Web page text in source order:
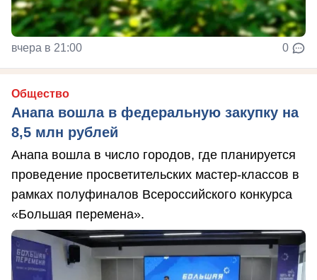
вчера в 21:00 0
Общество
Анапа вошла в федеральную закупку на
8,5 млн рублей
Анапа вошла в число городов, где планируется
проведение просветительских мастер-классов в
рамках полуфиналов Всероссийского конкурса
«Большая перемена».